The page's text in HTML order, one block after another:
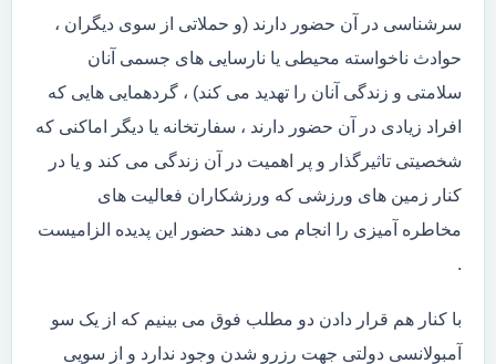
سرشناسی در آن حضور دارند (و حملاتی از سوی دیگران ،
حوادث ناخواسته محیطی یا نارسایی های جسمی آنان
سلامتی و زندگی آنان را تهدید می کند) ، گردهمایی هایی که
افراد زیادی در آن حضور دارند ، سفارتخانه یا دیگر اماکنی که
شخصیتی تاثیرگذار و پر اهمیت در آن زندگی می کند و یا در
کنار زمین های ورزشی که ورزشکاران فعالیت های
مخاطره آمیزی را انجام می دهند حضور این پدیده الزامیست
.
با کنار هم قرار دادن دو مطلب فوق می بینیم که از یک سو
آمبولانسی دولتی جهت رزرو شدن وجود ندارد و از سویی